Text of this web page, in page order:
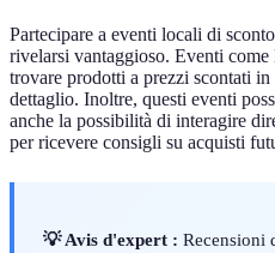
Partecipare a eventi locali di
rivelarsi vantaggioso. Eventi
trovare prodotti a prezzi scontati
dettaglio. Inoltre, questi eventi
anche la possibilità di interagire
per ricevere consigli su acquisti
💡 Avis d'expert : Recensioni